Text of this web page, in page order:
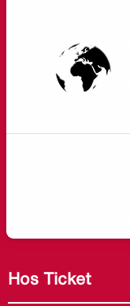
Hos Ticket